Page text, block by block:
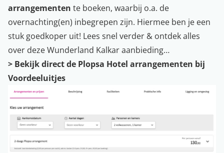
arrangementen te boeken, waarbij o.a. de
overnachting(en) inbegrepen zijn. Hiermee ben je een
stuk goedkoper uit! Lees snel verder & ontdek alles
over deze Wunderland Kalkar aanbieding…
> Bekijk direct de Plopsa Hotel arrangementen bij
Voordeeluitjes